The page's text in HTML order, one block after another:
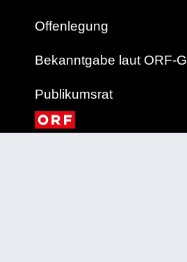
Offenlegung
Bekanntgabe laut ORF-G
Publikumsrat